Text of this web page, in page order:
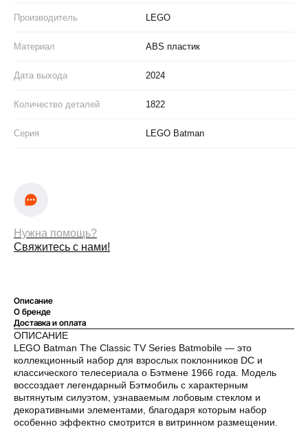
Производитель LEGO
Материал ABS пластик
Дата выхода 2024
Количество деталей 1822
Серия LEGO Batman
Нужна помощь?
Свяжитесь с нами!
Описание
О бренде
Доставка и оплата
ОПИСАНИЕ
LEGO Batman The Classic TV Series Batmobile — это
коллекционный набор для взрослых поклонников DC и
классического телесериала о Бэтмене 1966 года. Модель
воссоздает легендарный Бэтмобиль с характерным
вытянутым силуэтом, узнаваемым лобовым стеклом и
декоративными элементами, благодаря которым набор
особенно эффектно смотрится в витринном размещении.
Оплата частями
Оплатите сегодня 25% стоимости покупки